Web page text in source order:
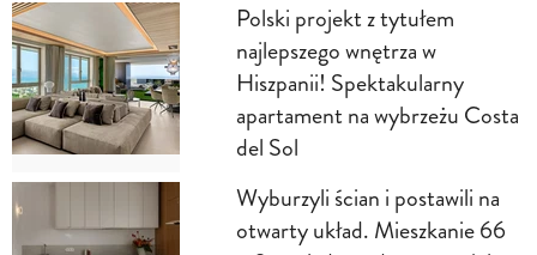
Polski projekt z tytułem
najlepszego wnętrza w
Hiszpanii! Spektakularny
apartament na wybrzeżu Costa
del Sol
Wyburzyli ścian i postawili na
otwarty układ. Mieszkanie 66